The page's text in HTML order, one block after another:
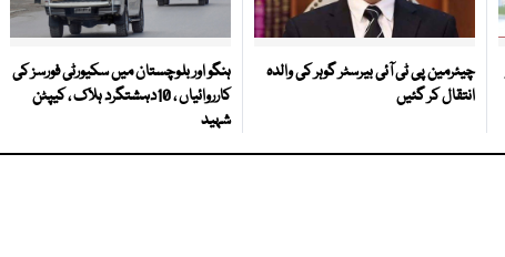
چیئرمین پی ٹی آئی بیرسٹر گوہر کی والدہ
انتقال کر گئیں
ہنگو اور بلوچستان میں سکیورٹی فورسز کی
کارروائیاں ، 10دہشتگرد ہلاک ، کیپٹن
شہید